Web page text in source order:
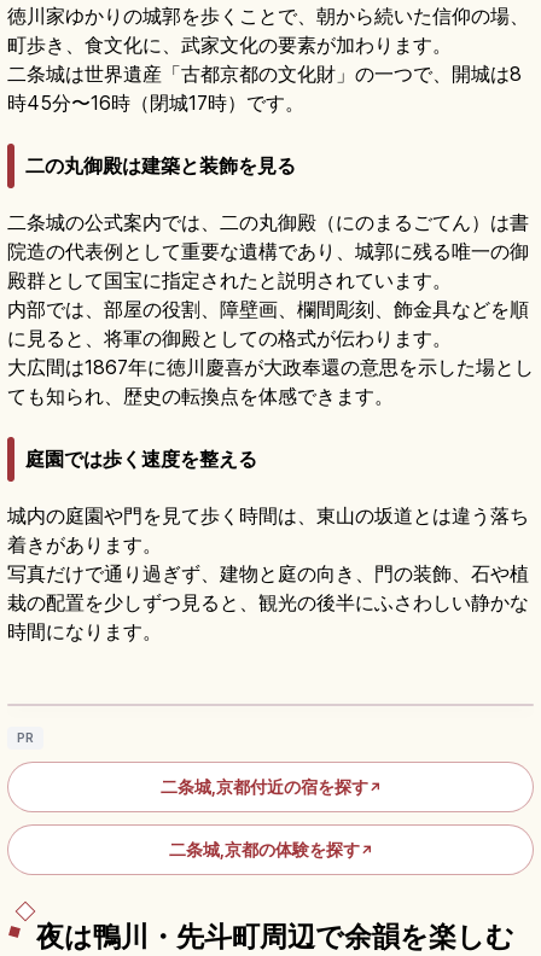
徳川家ゆかりの城郭を歩くことで、朝から続いた信仰の場、
町歩き、食文化に、武家文化の要素が加わります。
二条城は世界遺産「古都京都の文化財」の一つで、開城は8
時45分〜16時（閉城17時）です。
二の丸御殿は建築と装飾を見る
二条城の公式案内では、二の丸御殿（にのまるごてん）は書
院造の代表例として重要な遺構であり、城郭に残る唯一の御
殿群として国宝に指定されたと説明されています。
内部では、部屋の役割、障壁画、欄間彫刻、飾金具などを順
に見ると、将軍の御殿としての格式が伝わります。
大広間は1867年に徳川慶喜が大政奉還の意思を示した場とし
ても知られ、歴史の転換点を体感できます。
庭園では歩く速度を整える
城内の庭園や門を見て歩く時間は、東山の坂道とは違う落ち
着きがあります。
写真だけで通り過ぎず、建物と庭の向き、門の装飾、石や植
栽の配置を少しずつ見ると、観光の後半にふさわしい静かな
時間になります。
二条城の見どころ｜二の丸御殿・鶯張り・大
PR
二条城,京都付近の宿を探す↗
二条城,京都の体験を探す↗
夜は鴨川・先斗町周辺で余韻を楽しむ